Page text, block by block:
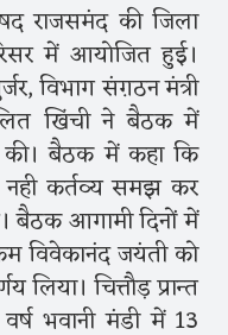
राजसमंद की जिला
में आयोजित हुई।
विभाग संग़ठन मंत्री
खिंची ने बैठक में
की। बैठक में कहा कि
नही कर्तव्य समझ कर
बैठक आगामी दिनों में
विवेकानंद जयंती को
चित्तौड़ प्रान्त
भवानी मंडी में 13